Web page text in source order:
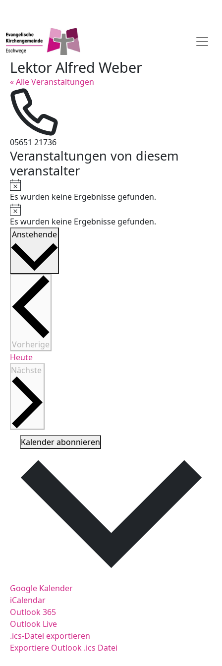
Lektor Alfred Weber
« Alle Veranstaltungen
Telefon
05651 21736
Veranstaltungen von diesem
veranstalter
Hinweis
Es wurden keine Ergebnisse gefunden.
Hinweis
Es wurden keine Ergebnisse gefunden.
Anstehende
VorherigeVeranstaltungen
Heute
Nächste
Kalender abonnieren
Google Kalender
iCalendar
Outlook 365
Outlook Live
.ics-Datei exportieren
Exportiere Outlook .ics Datei